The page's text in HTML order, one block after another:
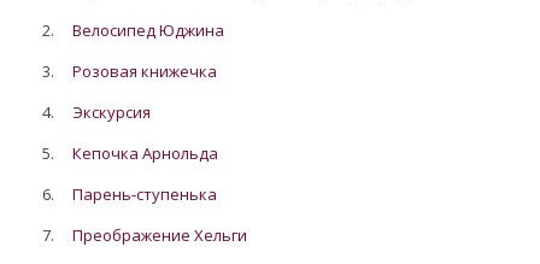
2.
Велосипед Юджина
3.
Розовая книжечка
4.
Экскурсия
5.
Кепочка Арнольда
6.
Парень-ступенька
7.
Преображение Хельги